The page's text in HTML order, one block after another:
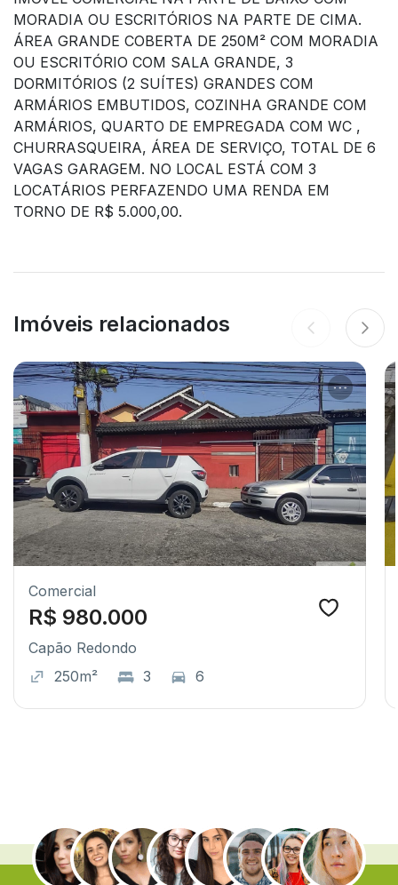
MORADIA OU ESCRITÓRIOS NA PARTE DE CIMA.
ÁREA GRANDE COBERTA DE 250M² COM MORADIA
OU ESCRITÓRIO COM SALA GRANDE, 3
DORMITÓRIOS (2 SUÍTES) GRANDES COM
ARMÁRIOS EMBUTIDOS, COZINHA GRANDE COM
ARMÁRIOS, QUARTO DE EMPREGADA COM WC ,
CHURRASQUEIRA, ÁREA DE SERVIÇO, TOTAL DE 6
VAGAS GARAGEM. NO LOCAL ESTÁ COM 3
LOCATÁRIOS PERFAZENDO UMA RENDA EM
TORNO DE R$ 5.000,00.
Imóveis relacionados
Comercial
R$ 980.000
Capão Redondo
250m²
3 6
.